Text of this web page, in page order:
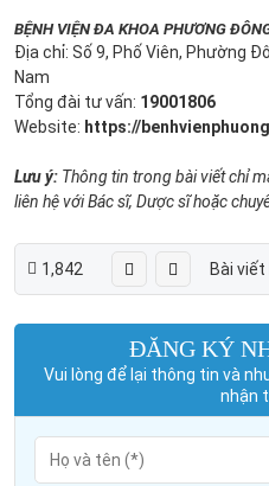
BỆNH VIỆN ĐA KHOA PHƯƠNG
Địa chỉ: Số 9, Phố Viên, Phường
Nam
Tổng đài tư vấn: 19001806
Website: https://
Lưu ý: Thông tin trong bài viết chỉ
liên hệ với Bác sĩ, Dược sĩ hoặc
1,842 Bài viết
ĐĂNG KÝ
Vui lòng để lại thông tin và
nhận